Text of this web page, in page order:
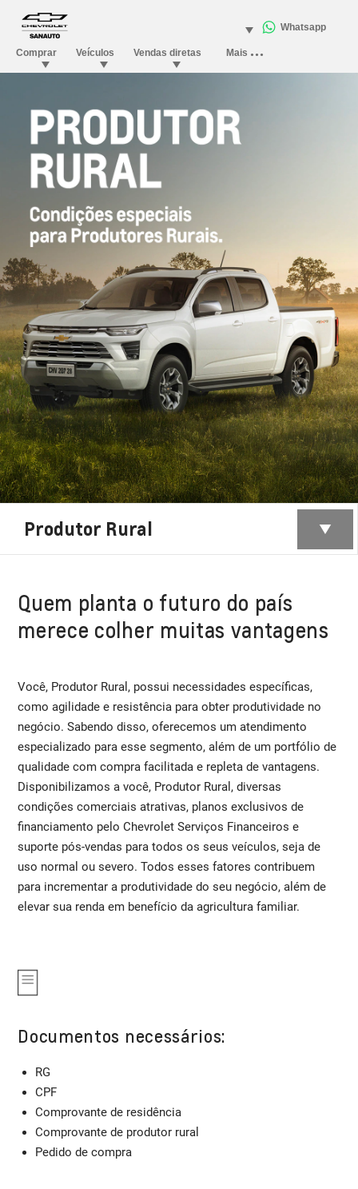
Produtor Rural
Quem planta o futuro do país
merece colher muitas vantagens
Você, Produtor Rural, possui necessidades específicas,
como agilidade e resistência para obter produtividade no
negócio. Sabendo disso, oferecemos um atendimento
especializado para esse segmento, além de um portfólio de
qualidade com compra facilitada e repleta de vantagens.
Disponibilizamos a você, Produtor Rural, diversas
condições comerciais atrativas, planos exclusivos de
financiamento pelo Chevrolet Serviços Financeiros e
suporte pós-vendas para todos os seus veículos, seja de
uso normal ou severo. Todos esses fatores contribuem
para incrementar a produtividade do seu negócio, além de
elevar sua renda em benefício da agricultura familiar.
Documentos necessários:
RG
CPF
Comprovante de residência
Comprovante de produtor rural
Pedido de compra